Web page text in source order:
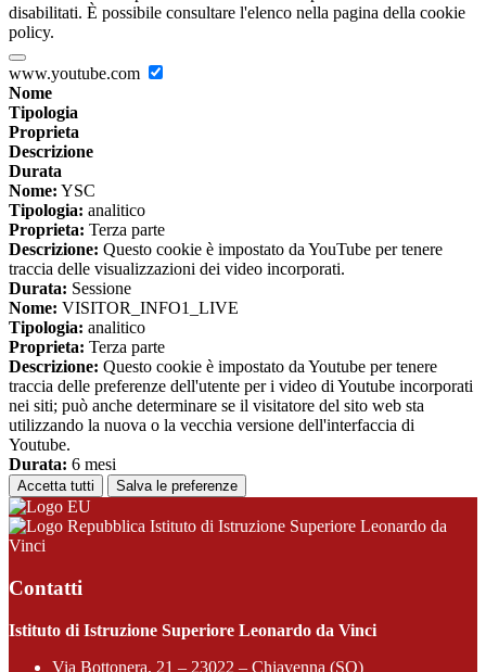
disabilitati. È possibile consultare l'elenco nella pagina della cookie
policy.
www.youtube.com
Nome
Tipologia
Proprieta
Descrizione
Durata
Nome: YSC
Tipologia: analitico
Proprieta: Terza parte
Descrizione: Questo cookie è impostato da YouTube per tenere
traccia delle visualizzazioni dei video incorporati.
Durata: Sessione
Nome: VISITOR_INFO1_LIVE
Tipologia: analitico
Proprieta: Terza parte
Descrizione: Questo cookie è impostato da Youtube per tenere
traccia delle preferenze dell'utente per i video di Youtube incorporati
nei siti; può anche determinare se il visitatore del sito web sta
utilizzando la nuova o la vecchia versione dell'interfaccia di
Youtube.
Durata: 6 mesi
Accetta tutti Salva le preferenze
Istituto di Istruzione Superiore Leonardo da
Vinci
Contatti
Istituto di Istruzione Superiore Leonardo da Vinci
Via Bottonera, 21 – 23022 – Chiavenna (SO)